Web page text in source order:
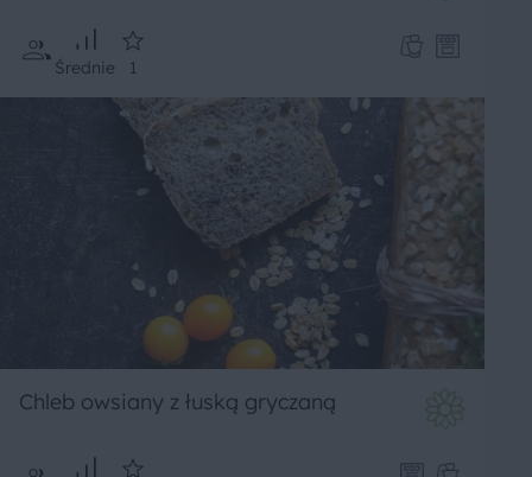
Średnie 1
Chleb owsiany z łuską gryczaną